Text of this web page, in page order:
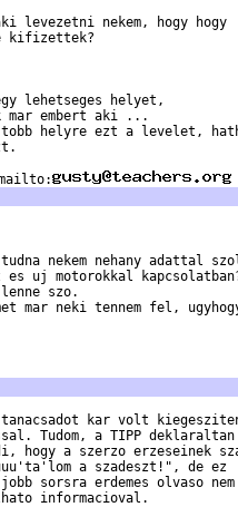
levezetni nekem, hogy hogy
kifizettek?
lehetseges helyet,
mar embert aki ...
helyre ezt a levelet,
nekem nehany adattal
uj motorokkal
szo.
mar neki tennem fel,
tanacsadot kar volt
Tudom, a TIPP deklaraltan
hogy a szerzo erzeseinek
a szadeszt!", de ez
sorsra erdemes olvaso
informacioval.